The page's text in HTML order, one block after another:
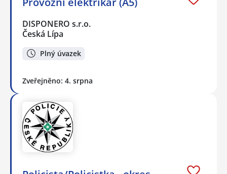
DISPONERO s.r.o.
Česká Lípa
Plný úvazek
Zveřejněno: 4. srpna